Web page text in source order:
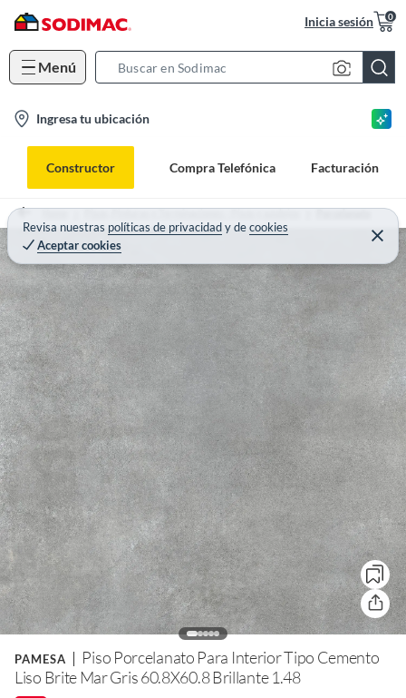
Inicia sesión 0
Menú
c
B
a
n
-
i
c
o
n
Ingresa tu ubicación
Constructor Compra Telefónica Facturación
Revisa nuestras políticas de privacidadydecookies
Aceptar cookies
Home Pisos, Pinturas y Terminaciones - Pisos y azulejos Porcelanato
PAMESA
Piso Porcelanato Para Interior Tipo Cemento
Liso Brite Mar Gris 60.8X60.8 Brillante 1.48